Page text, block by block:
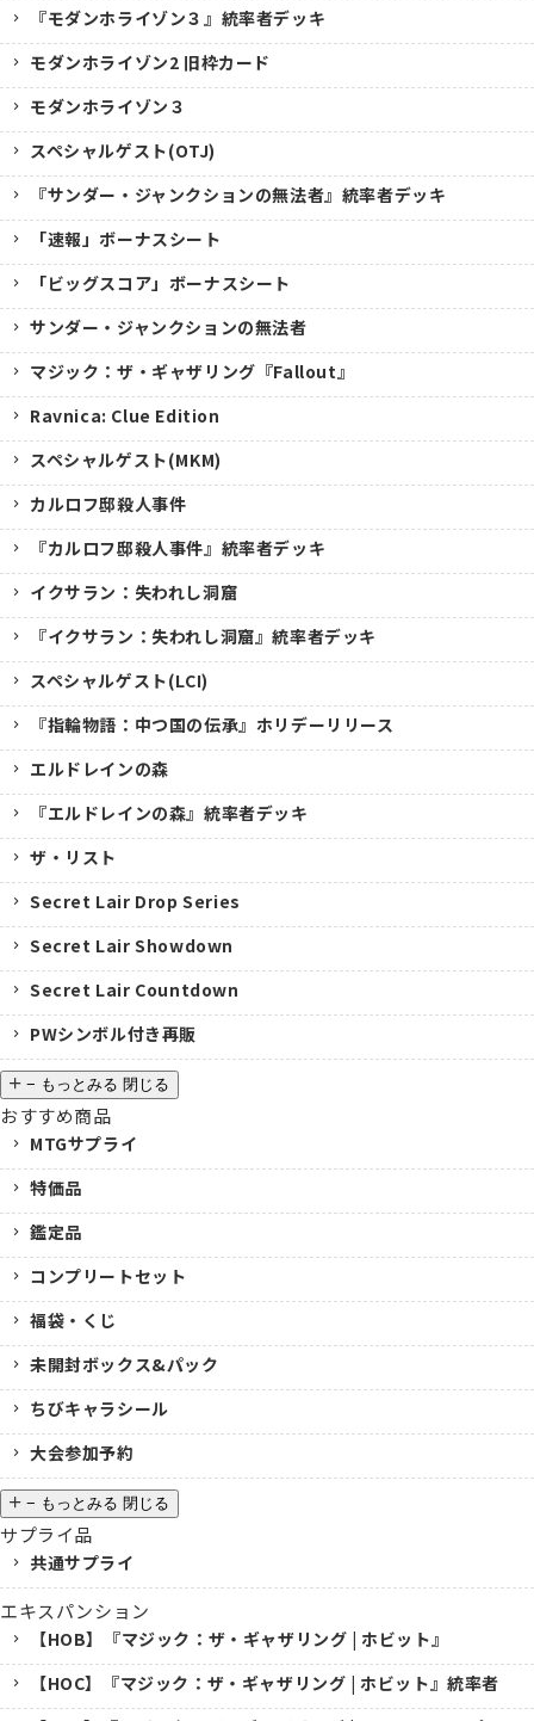
『モダンホライゾン３』統率者デッキ
モダンホライゾン2 旧枠カード
モダンホライゾン３
スペシャルゲスト(OTJ)
『サンダー・ジャンクションの無法者』統率者デッキ
「速報」ボーナスシート
「ビッグスコア」ボーナスシート
サンダー・ジャンクションの無法者
マジック：ザ・ギャザリング『Fallout』
Ravnica: Clue Edition
スペシャルゲスト(MKM)
カルロフ邸殺人事件
『カルロフ邸殺人事件』統率者デッキ
イクサラン：失われし洞窟
『イクサラン：失われし洞窟』統率者デッキ
スペシャルゲスト(LCI)
『指輪物語：中つ国の伝承』ホリデーリリース
エルドレインの森
『エルドレインの森』統率者デッキ
ザ・リスト
Secret Lair Drop Series
Secret Lair Showdown
Secret Lair Countdown
PWシンボル付き再販
− もっとみる 閉じる
おすすめ商品
MTGサプライ
特価品
鑑定品
コンプリートセット
福袋・くじ
未開封ボックス&パック
ちびキャラシール
大会参加予約
− もっとみる 閉じる
サプライ品
共通サプライ
エキスパンション
【HOB】『マジック：ザ・ギャザリング | ホビット』
【HOC】『マジック：ザ・ギャザリング | ホビット』統率者